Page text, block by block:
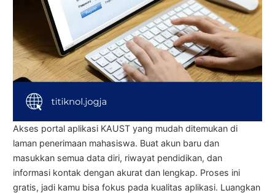
Akses portal aplikasi KAUST yang mudah ditemukan di
laman penerimaan mahasiswa. Buat akun baru dan
masukkan semua data diri, riwayat pendidikan, dan
informasi kontak dengan akurat dan lengkap. Proses ini
gratis, jadi kamu bisa fokus pada kualitas aplikasi. Luangkan